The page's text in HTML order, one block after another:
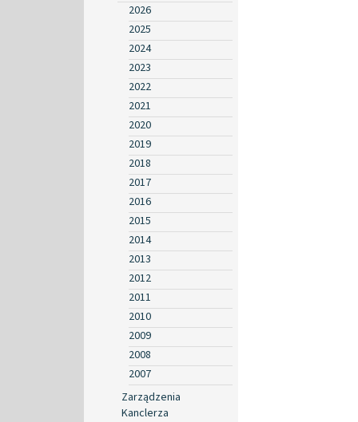
2026
2025
2024
2023
2022
2021
2020
2019
2018
2017
2016
2015
2014
2013
2012
2011
2010
2009
2008
2007
Zarządzenia
Kanclerza